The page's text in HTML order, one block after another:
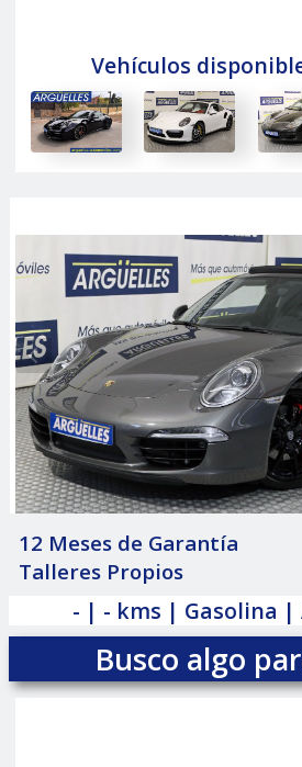
Vehículos
12 Meses de Garantía
Talleres Propios
- | - kms | Gasolina |
Busco algo